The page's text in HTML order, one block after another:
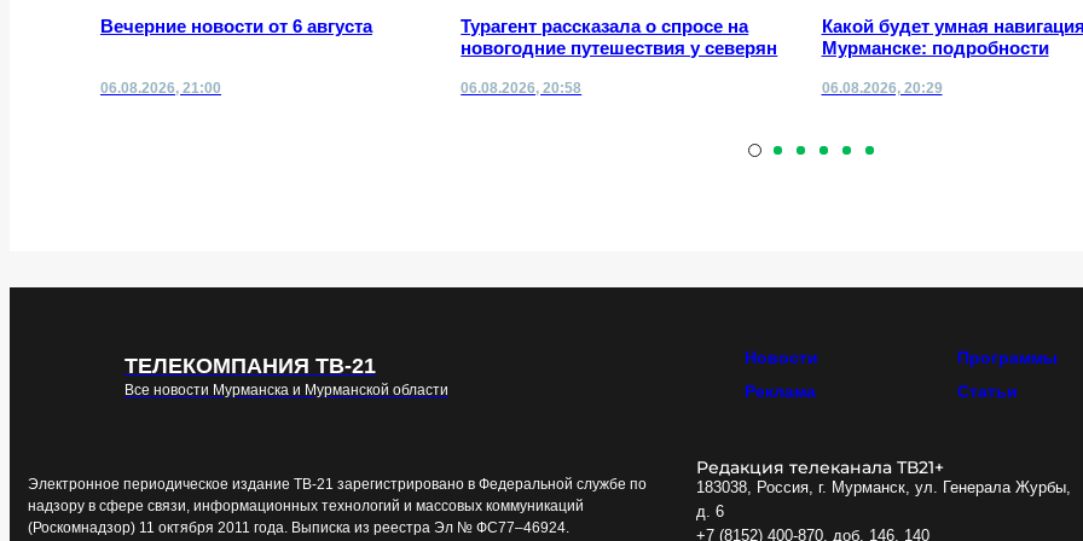
Вечерние новости от 6 августа
06.08.2026, 21:00
Турагент рассказала о спросе на
новогодние путешествия у северян
06.08.2026, 20:58
Какой будет умная
Мурманске: подробности
06.08.2026, 20:29
ТЕЛЕКОМПАНИЯ ТВ-21
Все новости Мурманска и Мурманской области
Новости Программы
Реклама
Статьи
Электронное периодическое издание ТВ-21 зарегистрировано в Федеральной службе по
надзору в сфере связи, информационных технологий и массовых коммуникаций
(Роскомнадзор) 11 октября 2011 года. Выписка из реестра Эл № ФС77–46924.
Редакция телеканала ТВ21+
183038, Россия, г. Мурманск, ул. Генерала Журбы,
д. 6
+7 (8152) 400-870, доб. 146, 140